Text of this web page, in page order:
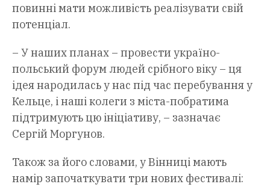
повинні мати можливість реалізувати свій
потенціал.
– У наших планах – провести україно-
польський форум людей срібного віку – ця
ідея народилась у нас під час перебування у
Кельце, і наші колеги з міста-побратима
підтримують цю ініціативу, – зазначає
Сергій Моргунов.
Також за його словами, у Вінниці мають
намір започаткувати три нових фестивалі: